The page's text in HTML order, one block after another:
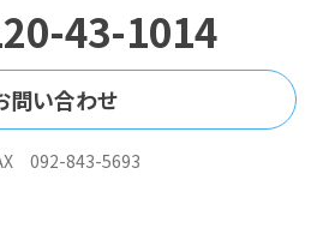
43-1014
問い合わせ
092-843-5693